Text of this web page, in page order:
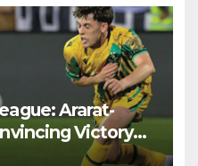
Ararat-
Victory
2-0